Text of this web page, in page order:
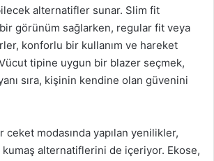
alternatifler sunar. Slim fit
görünüm sağlarken, regular fit veya
konforlu bir kullanım ve hareket
tipine uygun bir blazer seçmek,
yanı sıra, kişinin kendine olan güvenini
ceket modasında yapılan yenilikler,
alternatiflerini de içeriyor. Ekose,